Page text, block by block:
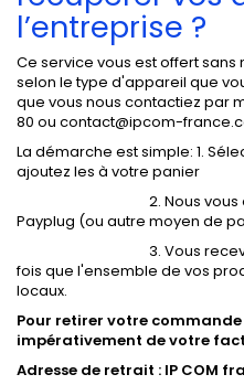
l’entreprise ?
Ce service vous est offert
selon le type d'appareil que
que vous nous contactiez par
80 ou contact@ipcom-
La démarche est simple: 1.
ajoutez les à votre panier
2. Nous vous
Payplug (ou autre moyen de
3. Vous recevez un
fois que l'ensemble de vos
locaux.
Pour retirer votre
impérativement de votre
Adresse de retrait : IP COM